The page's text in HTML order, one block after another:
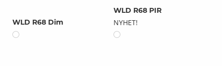
WLD R68 Dim
WLD R68 PIR
NYHET!